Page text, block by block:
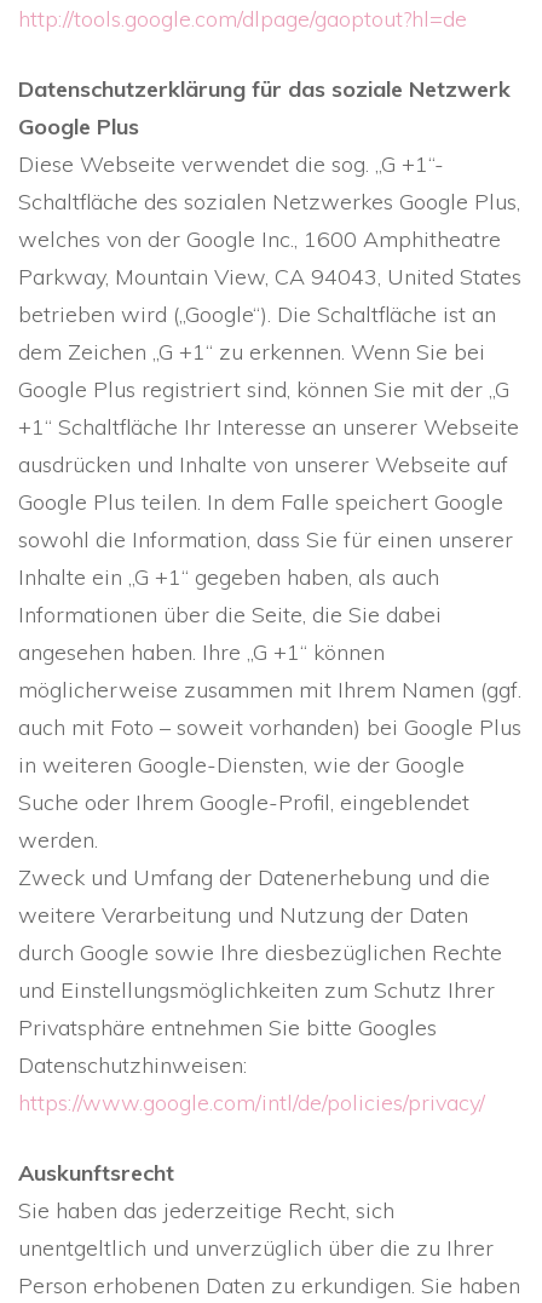
http://tools.google.com/dlpage/gaoptout?hl=de
Datenschutzerklärung für das soziale Netzwerk
Google Plus
Diese Webseite verwendet die sog. „G +1“-
Schaltfläche des sozialen Netzwerkes Google Plus,
welches von der Google Inc., 1600 Amphitheatre
Parkway, Mountain View, CA 94043, United States
betrieben wird („Google“). Die Schaltfläche ist an
dem Zeichen „G +1“ zu erkennen. Wenn Sie bei
Google Plus registriert sind, können Sie mit der „G
+1“ Schaltfläche Ihr Interesse an unserer Webseite
ausdrücken und Inhalte von unserer Webseite auf
Google Plus teilen. In dem Falle speichert Google
sowohl die Information, dass Sie für einen unserer
Inhalte ein „G +1“ gegeben haben, als auch
Informationen über die Seite, die Sie dabei
angesehen haben. Ihre „G +1“ können
möglicherweise zusammen mit Ihrem Namen (ggf.
auch mit Foto – soweit vorhanden) bei Google Plus
in weiteren Google-Diensten, wie der Google
Suche oder Ihrem Google-Profil, eingeblendet
werden.
Zweck und Umfang der Datenerhebung und die
weitere Verarbeitung und Nutzung der Daten
durch Google sowie Ihre diesbezüglichen Rechte
und Einstellungsmöglichkeiten zum Schutz Ihrer
Privatsphäre entnehmen Sie bitte Googles
Datenschutzhinweisen:
https://www.google.com/intl/de/policies/privacy/
Auskunftsrecht
Sie haben das jederzeitige Recht, sich
unentgeltlich und unverzüglich über die zu Ihrer
Person erhobenen Daten zu erkundigen. Sie haben